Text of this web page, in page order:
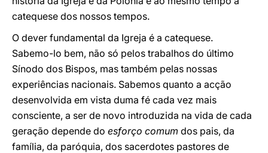
catequese dos nossos tempos.
O dever fundamental da Igreja é a catequese.
Sabemo-lo bem, não só pelos trabalhos do último
Sínodo dos Bispos, mas também pelas nossas
experiências nacionais. Sabemos quanto a acção
desenvolvida em vista duma fé cada vez mais
consciente, a ser de novo introduzida na vida de cada
geração depende do esforço comum dos pais, da
família, da paróquia, dos sacerdotes pastores de